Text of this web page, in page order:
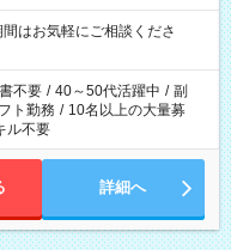
はお気軽にご相談くださ
不要 / 40～50代活躍中 / 副
ト勤務 / 10名以上の大量募
ル不要
詳細へ